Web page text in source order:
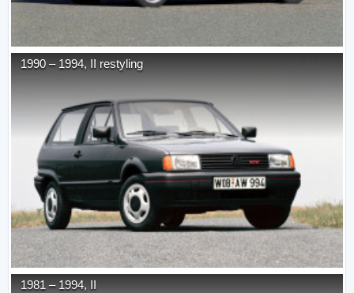
1990 – 1994, II restyling
1981 – 1994, II